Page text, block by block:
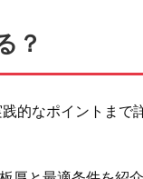
？
的なポイントまで